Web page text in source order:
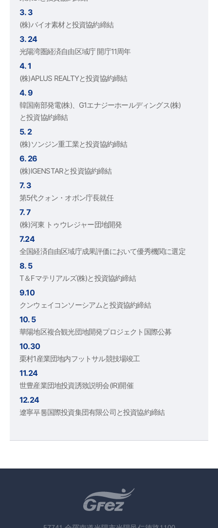
3. 3
(株)バイオ素材と投資協約締結
3. 24
光陽湾圏経済自由区域庁 開庁11周年
4. 1
(株)APLUS REALTYと投資協約締結
4. 9
韓国南部発電(株)、G1エナジーホールディングス(株)
と投資協約締結
5. 2
(株)ソンジン重工業と投資協約締結
6. 26
(株)IGENSTARと投資協約締結
7. 3
第5代クォン・オボン庁長就任
7. 7
(株)河東 トゥウレジャー団地開発
7.24
全国経済自由区域庁成果評価において優秀機関に選定
8. 5
T＆Fマテリアルズ(株)と投資協約締結
9.10
クンウェイコンソーシアムと投資協約締結
10. 5
華陽地区複合観光団地開発プロジェクト国際公募
10.30
栗村1産業団地内フットサル競技場竣工
11.24
世豊産業団地投資誘致説明会(IR)開催
12.24
遼寧푸통国際投資集団有限公司と投資協約締結